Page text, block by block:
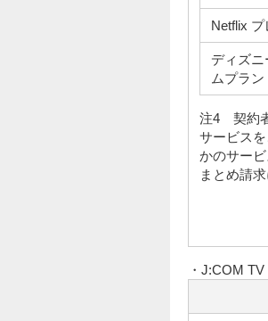
Netflix
ディズ
ムプラン
注4 契約
サービス
かのサー
まとめ請
・J:COM